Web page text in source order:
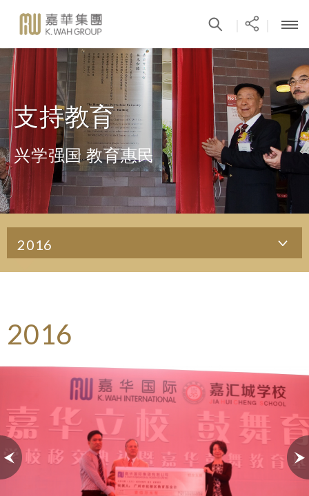
支持教育
兴学强国 教育惠民
2016
2016